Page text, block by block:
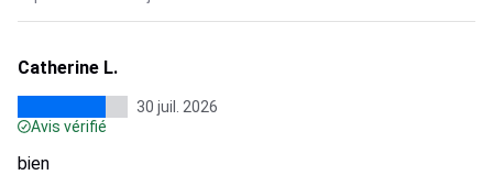
Catherine L.
30 juil. 2026
Avis vérifié
bien